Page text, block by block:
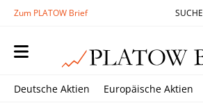
Zum PLATOW Brief SUCHE
Deutsche Aktien Europäische Aktien